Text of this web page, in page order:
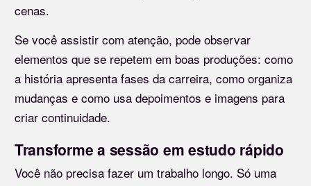
cenas.
Se você assistir com atenção, pode observar
elementos que se repetem em boas produções: como
a história apresenta fases da carreira, como organiza
mudanças e como usa depoimentos e imagens para
criar continuidade.
Transforme a sessão em estudo rápido
Você não precisa fazer um trabalho longo. Só uma